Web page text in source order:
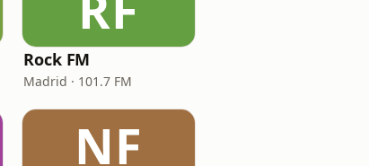
Rock FM
Madrid · 101.7 FM
NF